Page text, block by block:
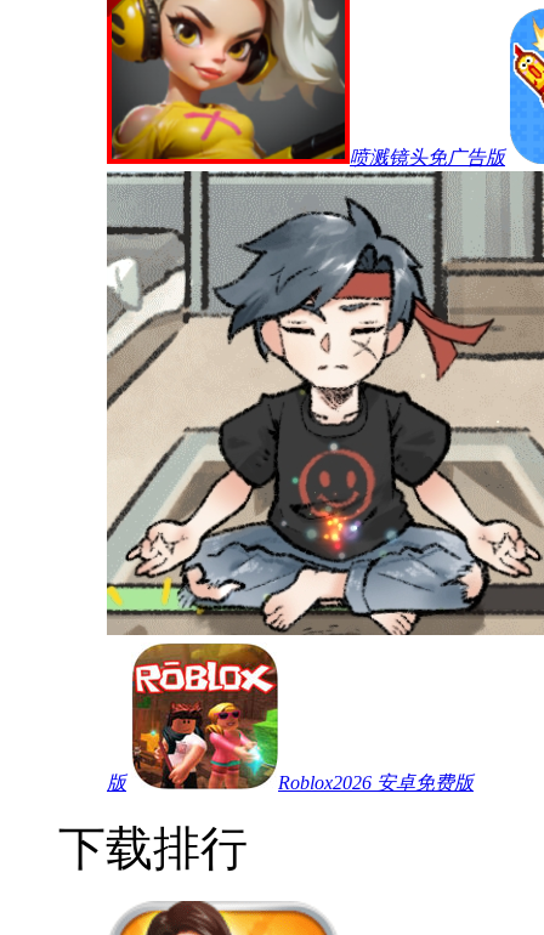
喷溅镜头免广告版
版 Roblox2026 安卓免费版
下载排行